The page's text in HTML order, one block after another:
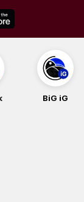
BiG iG